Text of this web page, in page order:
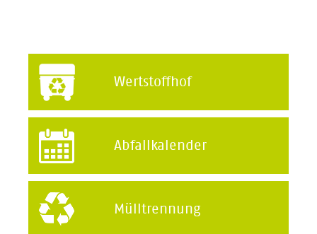
Wertstoffhof
Abfallkalender
Mülltrennung